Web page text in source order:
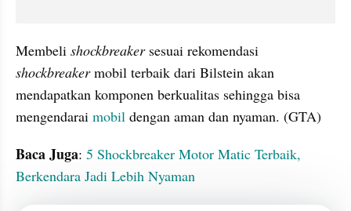
Membeli shockbreaker
shockbreaker mobil terbaik dari Bilstein akan
mendapatkan komponen berkualitas sehingga bisa
mengendarai mobil dengan aman dan nyaman. (GTA)
Baca Juga: 5 Shockbreaker Motor Matic Terbaik,
Berkendara Jadi Lebih Nyaman